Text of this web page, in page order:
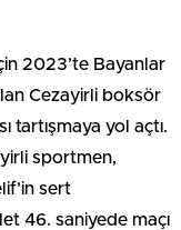
2023’te Bayanlar
Cezayirli boksör
tartışmaya yol açtı.
sportmen,
sert
46. saniyede maçı